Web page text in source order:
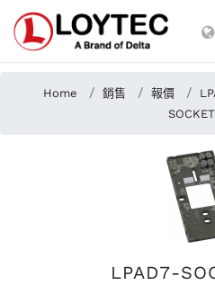
Home 銷售 報價
LPAD7-